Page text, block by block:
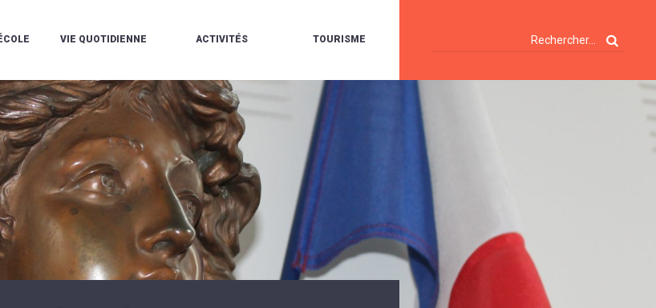
VIE QUOTIDIENNE
ESPACE
DE
VIE
SOCIALE
QUELQUES
RÈGLES
DE
VIE
ENVIRONNEMENT
L'EAU
ET
L'ASSAINISSEMENT
RÉSIDENCE
AUTONOMIE
ACTIVITÉS
LA
MÉDIATHÈQUE
L'ÉCOLE
COMMUNAUTAIRE
DE
MUSIQUE
L'ÉCOLE
COMMUNAUTAIRE
DE
DANSE
LA
PISCINE
COMMUNAUTAIRE
ASSOCIATIONS
TOURISME
VERTE
VISITES
DÉCOUVERTES
LES
RANDONNÉES
LE
CAMPING
POUR
CAMPING-
CARS
TENTES
ET
CARAVANES